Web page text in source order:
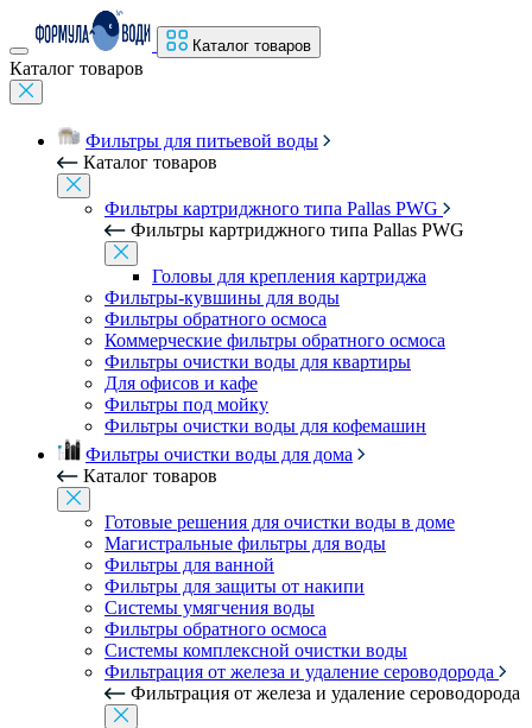
Каталог товаров
Каталог товаров
Фильтры для питьевой воды
Каталог товаров
Фильтры картриджного типа Pallas PWG
Фильтры картриджного типа Pallas PWG
Головы для крепления картриджа
Фильтры-кувшины для воды
Фильтры обратного осмоса
Коммерческие фильтры обратного осмоса
Фильтры очистки воды для квартиры
Для офисов и кафе
Фильтры под мойку
Фильтры очистки воды для кофемашин
Фильтры очистки воды для дома
Каталог товаров
Готовые решения для очистки воды в доме
Магистральные фильтры для воды
Фильтры для ванной
Фильтры для защиты от накипи
Системы умягчения воды
Фильтры обратного осмоса
Системы комплексной очистки воды
Фильтрация от железа и удаление сероводорода
Фильтрация от железа и удаление сероводорода